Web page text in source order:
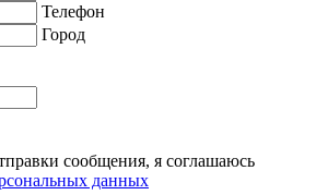
Телефон
Город
сообщения, я соглашаюсь
данных